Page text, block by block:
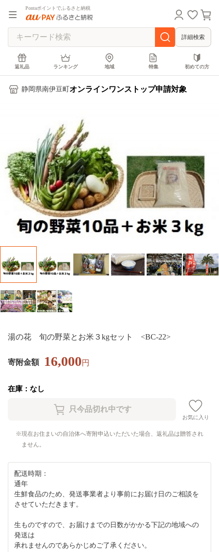
Pontaポイントでふるさと納税
詳細検索
返礼品 ランキング 地域 特集 初めての方
静岡県南伊豆町 オンラインワンストップ申請対象
湯の花 旬の野菜とお米３kgセット <BC-22>
寄附金額 16,000円
在庫：なし
お気に入り
現在お住まいの自治体へ寄附申込いただいた場合、返礼品は贈答され
ません。
配送時期：
通年
生鮮食品のため、発送事業者より事前にお届け日のご相談を
させていただきます。
生ものですので、お届けまでの日数がかかる下記の地域への
発送は
承れませんのであらかじめご了承ください。